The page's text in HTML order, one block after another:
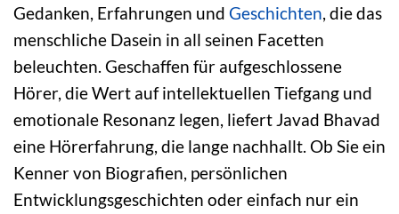
Gedanken, Erfahrungen und Geschichten , die das
menschliche Dasein in all seinen Facetten
beleuchten. Geschaffen für aufgeschlossene
Hörer, die Wert auf intellektuellen Tiefgang und
emotionale Resonanz legen, liefert Javad Bhavad
eine Hörerfahrung, die lange nachhallt. Ob Sie ein
Kenner von Biografien, persönlichen
Entwicklungsgeschichten oder einfach nur ein